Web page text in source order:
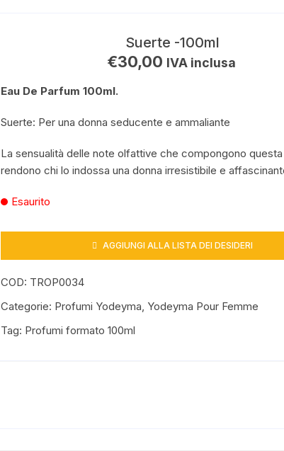
Suerte -100ml
€30,00 IVA inclusa
Eau De Parfum 100ml.
Suerte: Per una donna seducente e ammaliante
La sensualità delle note olfattive che compongono
rendono chi lo indossa una donna irresistibile e
Esaurito
AGGIUNGI ALLA LISTA DEI DESIDERI
COD: TROP0034
Categorie: Profumi Yodeyma, Yodeyma Pour Femme
Tag: Profumi formato 100ml